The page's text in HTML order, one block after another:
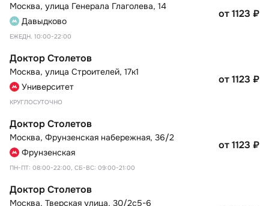
Москва, улица Генерала Глаголева, 14
Давыдково
ЕЖЕДН. 10:00-22:00
от 1123 ₽
Доктор Столетов
Москва, улица Строителей, 17к1
Университет
КРУГЛОСУТОЧНО
от 1123 ₽
Доктор Столетов
Москва, Фрунзенская набережная, 36/2
Фрунзенская
ПН-ПТ: 08:00-22:00, СБ-ВС: 09:00-21:00
от 1123 ₽
Доктор Столетов
Москва, Тверская улица, 30/2с5-6